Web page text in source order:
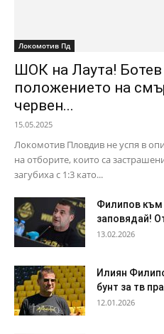
Локомотив Пд
ШОК на Лаута!
положението на
червен...
15.05.2025
Локомотив Пловдив не успя в
на отборите, които са
загубиха с 1:3 като...
Филипов към
заповядай!
13.02.2026
Илиян
бунт за тв
12.01.2026